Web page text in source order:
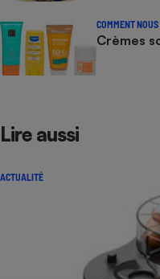
COMMENT
Crèmes
Lire aussi
ACTUALITÉ